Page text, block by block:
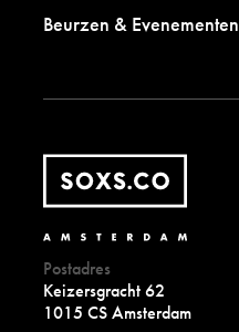
Beurzen & Evenementen
Postadres
Keizersgracht 62
1015 CS Amsterdam